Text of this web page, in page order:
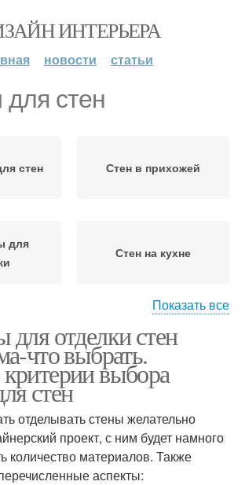
ИНТЕРЬЕРА
новости статьи
стен
стен Стен в прихожей
для
Стен на кухне
доме Стен в доме
Показать все
отделки стен
что выбрать.
выбора
стен
отделывать стены желательно
проект, с ним будет намного
количество материалов. Также
аспекты: